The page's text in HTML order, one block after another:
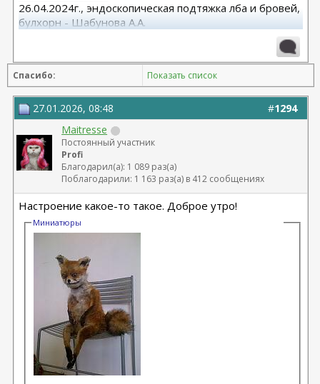
26.04.2024г., эндоскопическая подтяжка лба и бровей,
булхорн - Шабунова А.А.
06.12.2024г., бодилифт, липофилинг ягодиц, редукция
22.09.2025г. брахио пластика+торсопластика -
Бабикова М.А.
06.01.2026г. феморо пластика+липо ног - Бабикова
М.А.
Спасибо: Показать список
#1294
27.01.2026, 08:48
Maitresse
Постоянный участник
Profi
Благодарил(а): 1 089 раз(а)
Поблагодарили: 1 163 раз(а) в 412 сообщениях
Настроение какое-то такое. Доброе утро!
Миниатюры